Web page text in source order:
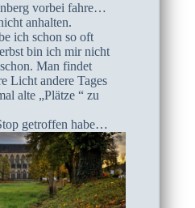
vorbei fahre…
anhalten.
ich schon so oft
bin ich mir nicht
Man findet
Licht andere Tages
alte „Plätze “ zu
getroffen habe…